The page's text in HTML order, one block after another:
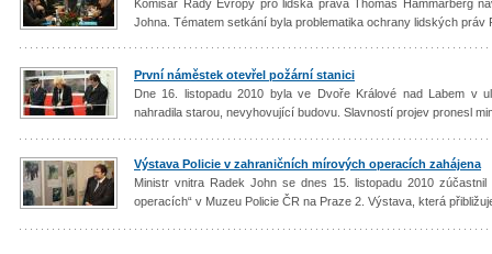
Komisař Rady Evropy pro lidská práva Thomas Hammarberg
Johna. Tématem setkání byla problematika ochrany lidských
První náměstek otevřel požární stanici
Dne 16. listopadu 2010 byla ve Dvoře Králové nad Labem v
nahradila starou, nevyhovující budovu. Slavností projev pronesl
Výstava Policie v zahraničních mírových operacích zahájena
Ministr vnitra Radek John se dnes 15. listopadu 2010
operacích“ v Muzeu Policie ČR na Praze 2. Výstava, která